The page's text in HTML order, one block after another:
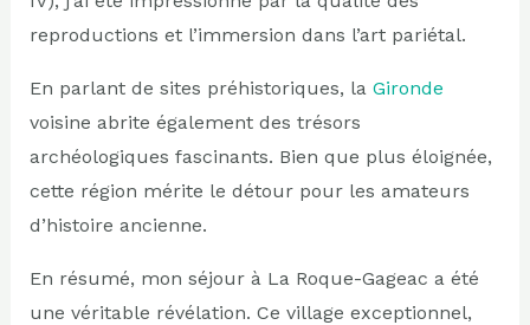
reproductions et l’immersion dans l’art pariétal.
En parlant de sites préhistoriques, la Gironde
voisine abrite également des trésors
archéologiques fascinants. Bien que plus éloignée,
cette région mérite le détour pour les amateurs
d’histoire ancienne.
En résumé, mon séjour à La Roque-Gageac a été
une véritable révélation. Ce village exceptionnel,